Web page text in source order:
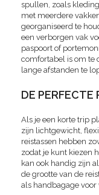
spullen, zoals
met meerdere
georganiseerd te
een verborgen vak
paspoort of
comfortabel is om te
lange afstanden te
DE PERFECTE
Als je een korte trip
zijn lichtgewicht,
reistassen hebben
zodat je kunt kiezen
kan ook handig zijn
de grootte van de
als handbagage voor